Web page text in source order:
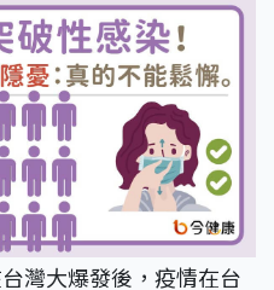
灣大爆發後，疫情在台